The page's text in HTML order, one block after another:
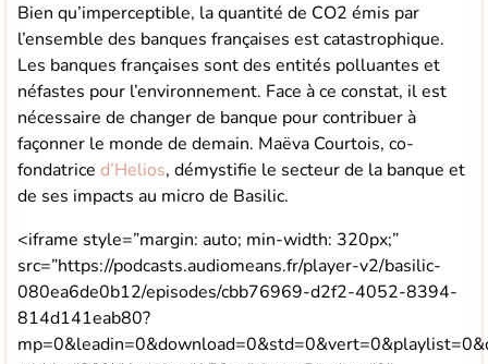
Bien qu’imperceptible, la quantité de CO2 émis par
l’ensemble des banques françaises est catastrophique.
Les banques françaises sont des entités polluantes et
néfastes pour l’environnement. Face à ce constat, il est
nécessaire de changer de banque pour contribuer à
façonner le monde de demain. Maëva Courtois, co-
fondatriced’Helios, démystifie le secteur de la banque et
de ses impacts au micro de Basilic.
<iframe style=”margin: auto; min-width: 320px;”
src=”https://podcasts.audiomeans.fr/player-v2/basilic-
080ea6de0b12/episodes/cbb76969-d2f2-4052-8394-
814d141eab80?